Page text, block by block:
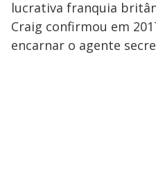
lucrativa franquia
Craig confirmou em
encarnar o agente